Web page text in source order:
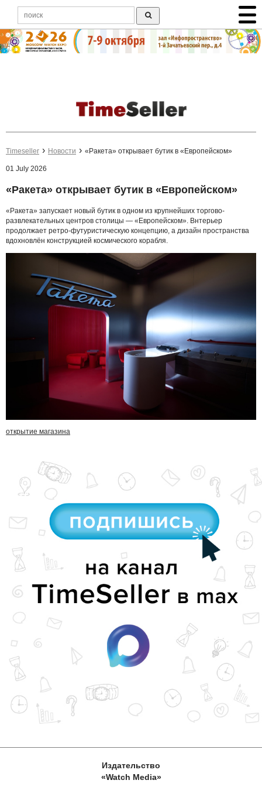
Timeseller Новости «Ракета» открывает бутик в «Европейском»
01 July 2026
«Ракета» открывает бутик в «Европейском»
«Ракета» запускает новый бутик в одном из крупнейших торгово-
развлекательных центров столицы — «Европейском». Bнтерьер
продолжает ретро-футуристическую концепцию, а дизайн пространства
вдохновлён конструкцией космического корабля.
открытие магазина
Издательство
«Watch Media»